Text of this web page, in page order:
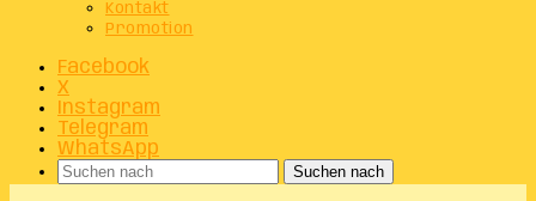
Kontakt
Promotion
Facebook
X
Instagram
Telegram
WhatsApp
Suchen nach